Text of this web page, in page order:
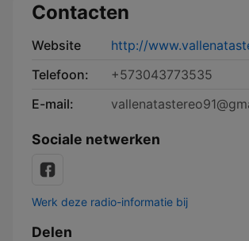
Contacten
Website
http://
Telefoon:
+573043773535
E-mail:
Sociale netwerken
Werk deze radio-informatie bij
Delen